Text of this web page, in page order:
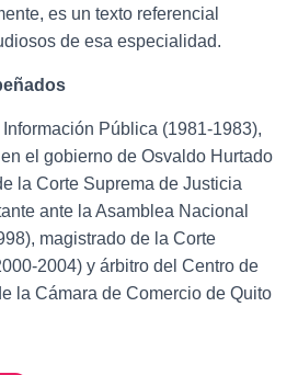
es un texto referencial
de esa especialidad.
Pública (1981-1983),
el gobierno de Osvaldo Hurtado
la Corte Suprema de Justicia
ante la Asamblea Nacional
magistrado de la Corte
2004) y árbitro del Centro de
la Cámara de Comercio de Quito